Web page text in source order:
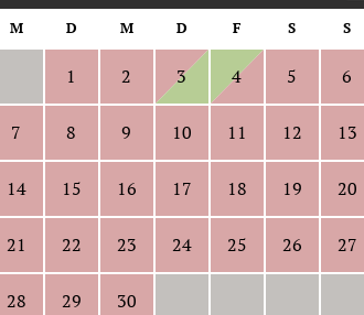
M D M D F S S
1 2 3 4 5 6
7 8 9 10 11 12 13
14 15 16 17 18 19 20
21 22 23 24 25 26 27
28 29 30